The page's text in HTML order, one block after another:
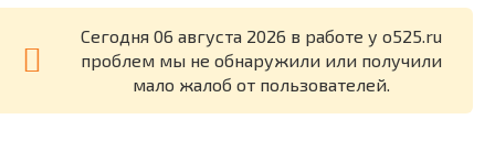
Cегодня 06 августа 2026 в работе у o525.ru
проблем мы не обнаружили или получили
мало жалоб от пользователей.